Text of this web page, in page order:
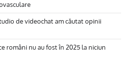
de videochat am căutat opinii
români nu au fost în 2025 la niciun